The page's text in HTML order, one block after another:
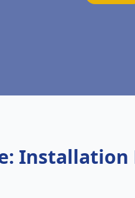
Installation